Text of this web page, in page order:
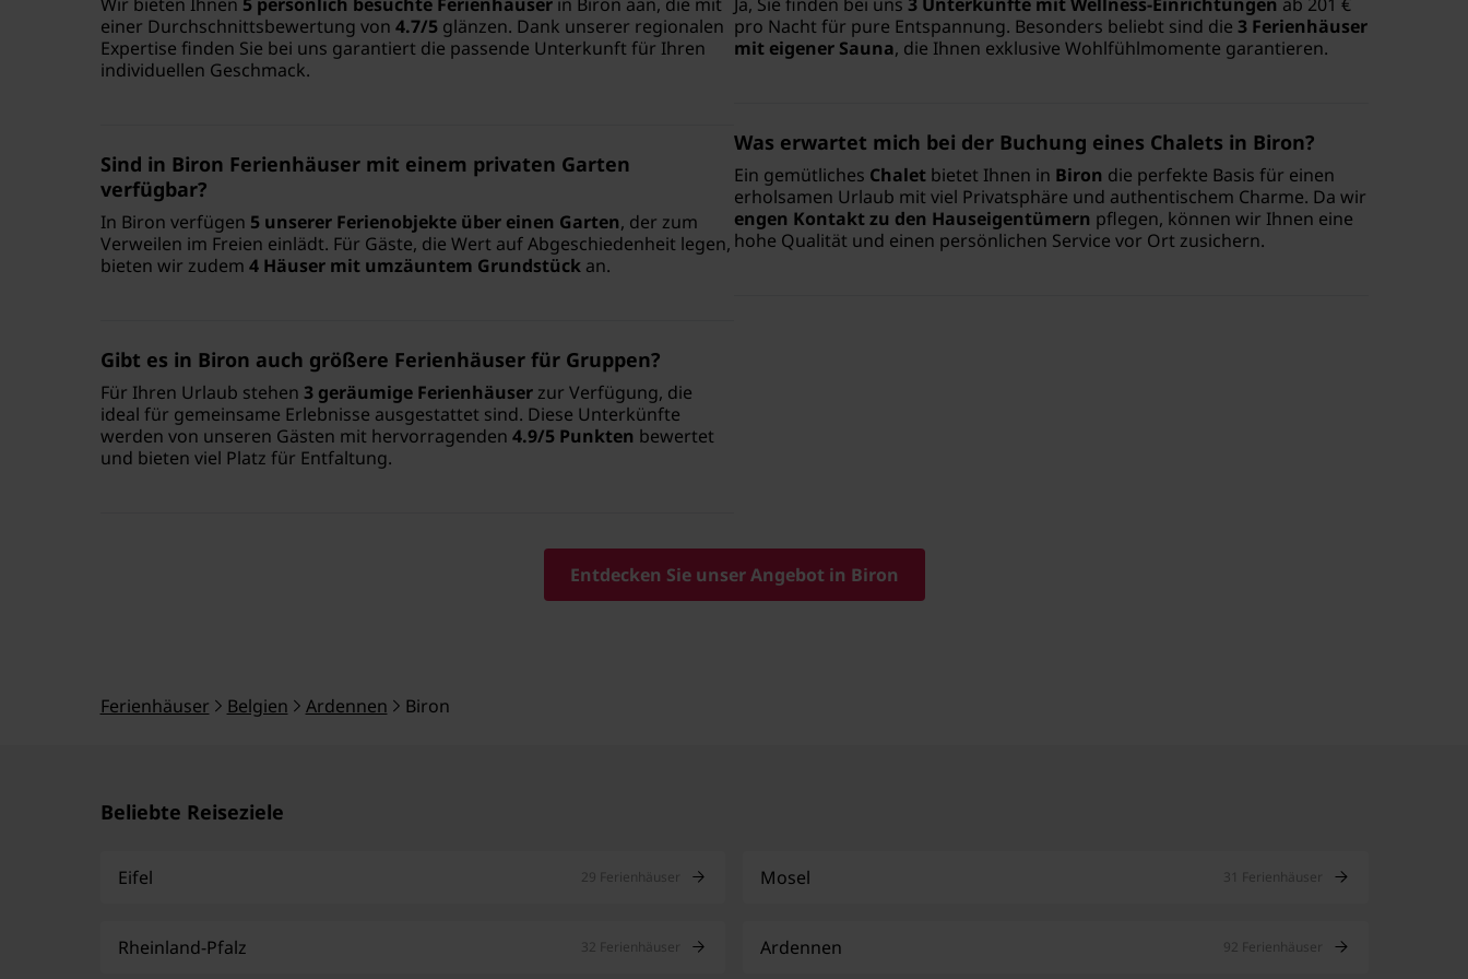
einer Durchschnittsbewertung von 4.7/5glänzen. Dank unserer regionalen
Expertise finden Sie bei uns garantiert die passende Unterkunft für Ihren
individuellen Geschmack.
Sind in Biron Ferienhäuser mit einem privaten Garten
verfügbar?
In Biron verfügen 5 unserer Ferienobjekte über einen Garten, der zum
Verweilen im Freien einlädt. Für Gäste, die Wert auf Abgeschiedenheit legen,
bieten wir zudem 4 Häuser mit umzäuntem Grundstückan.
Gibt es in Biron auch größere Ferienhäuser für Gruppen?
Für Ihren Urlaub stehen 3 geräumige Ferienhäuserzur Verfügung, die
ideal für gemeinsame Erlebnisse ausgestattet sind. Diese Unterkünfte
werden von unseren Gästen mit hervorragenden 4.9/5 Punkten bewertet
und bieten viel Platz für Entfaltung.
pro Nacht für pure Entspannung. Besonders beliebt sind die 3 Ferienhäuser
mit eigener Sauna, die Ihnen exklusive Wohlfühlmomente garantieren.
Was erwartet mich bei der Buchung eines Chalets in Biron?
Ein gemütliches Chalet bietet Ihnen in Biron die perfekte Basis für einen
erholsamen Urlaub mit viel Privatsphäre und authentischem Charme. Da wir
engen Kontakt zu den Hauseigentümern pflegen, können wir Ihnen eine
hohe Qualität und einen persönlichen Service vor Ort zusichern.
Entdecken Sie unser Angebot in Biron
Ferienhäuser Belgien Ardennen Biron
Beliebte Reiseziele
Eifel 29 Ferienhäuser Mosel 31 Ferienhäuser
Rheinland-Pfalz 32 Ferienhäuser Ardennen 92 Ferienhäuser